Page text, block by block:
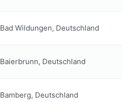
Bad Wildungen, Deutschland
Baierbrunn, Deutschland
Bamberg, Deutschland